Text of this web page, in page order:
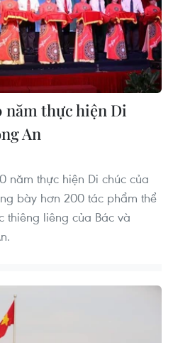
năm thực hiện Di
An
năm thực hiện Di chúc của
bày hơn 200 tác phẩm thể
thiêng liêng của Bác và